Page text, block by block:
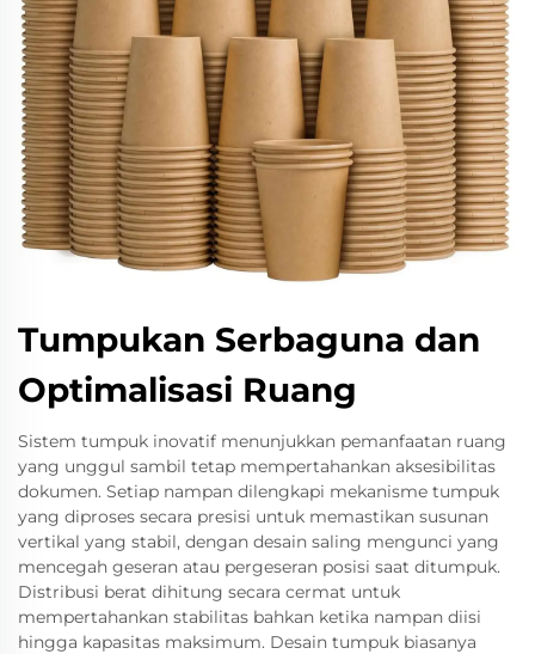
Tumpukan Serbaguna dan
Optimalisasi Ruang
Sistem tumpuk inovatif menunjukkan pemanfaatan ruang
yang unggul sambil tetap mempertahankan aksesibilitas
dokumen. Setiap nampan dilengkapi mekanisme tumpuk
yang diproses secara presisi untuk memastikan susunan
vertikal yang stabil, dengan desain saling mengunci yang
mencegah geseran atau pergeseran posisi saat ditumpuk.
Distribusi berat dihitung secara cermat untuk
mempertahankan stabilitas bahkan ketika nampan diisi
hingga kapasitas maksimum. Desain tumpuk biasanya